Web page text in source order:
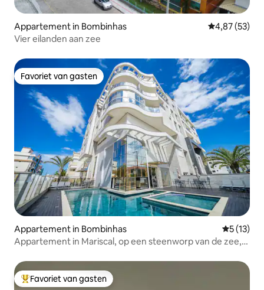
Appartement in Bombinhas Gemiddelde
4,87 (53)
Vier eilanden aan zee
Favoriet van gasten
Favoriet van gasten
Appartement in Bombinhas
5 (13)
Appartement in Mariscal, op een steenworp van de zee,
Topfavoriet van gasten
Favoriet van gasten